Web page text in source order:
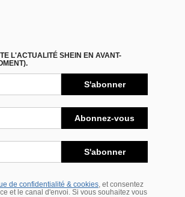
L'ACTUALITÉ SHEIN EN AVANT-
S'abonner
Abonnez-vous
S'abonner
de confidentialité & cookies, et consentez
et le canal d'envoi. Si vous souhaitez vous